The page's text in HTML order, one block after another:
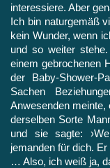
interes­siere. Aber
Ich bin naturgemäß
kein Wunder, wenn
und so weiter
einem gebro­chenen
der Baby-Shower-
Sachen
Anwesenden
derselben Sorte
und sie sagte:
jemanden für dich.
… Also, ich weiß ja,